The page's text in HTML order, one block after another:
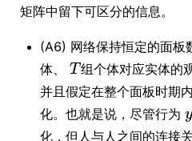
矩阵中留下可区分的信息。
(A6) 网络保持恒定的面板
体、
组个体对应实体的
并且假定在整个面板时期
化。也就是说，尽管行为
化，但人与人之间的连接